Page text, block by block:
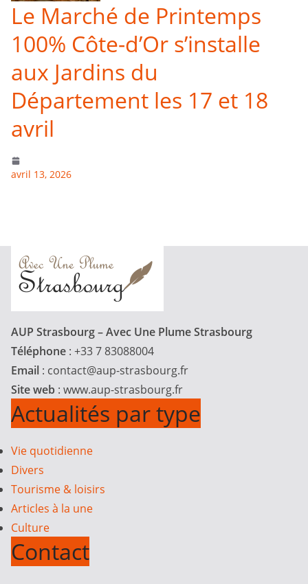
Le Marché de Printemps
100% Côte-d’Or s’installe
aux Jardins du
Département les 17 et 18
avril
avril 13, 2026
AUP Strasbourg – Avec Une Plume Strasbourg
Téléphone : +33 7 83088004
Email : contact@aup-strasbourg.fr
Site web : www.aup-strasbourg.fr
Actualités par type
Vie quotidienne
Divers
Tourisme & loisirs
Articles à la une
Culture
Contact